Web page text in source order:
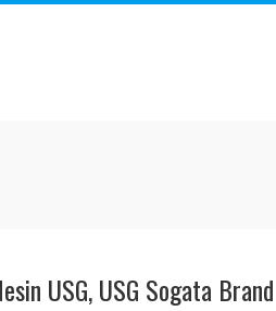
USG, USG Sogata